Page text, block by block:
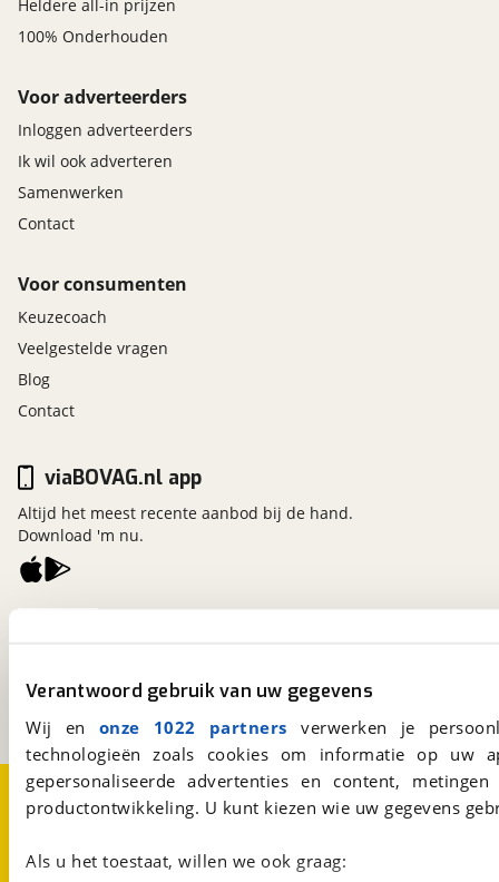
Verantwoord gebruik van uw gegevens
Wij en onze 1022 partners verwerken je
technologieën zoals cookies om informatie op
gepersonaliseerde advertenties en content,
productontwikkeling. U kunt kiezen wie uw gegevens
Als u het toestaat, willen we ook graag:
Heldere all-in prijzen
100% Onderhouden
Voor adverteerders
Inloggen adverteerders
Ik wil ook adverteren
Samenwerken
Contact
Voor consumenten
Keuzecoach
Veelgestelde vragen
Blog
Contact
Een initiatief van
viaBOVAG.nl app
Altijd het meest recente aanbod bij de hand.
Download 'm nu.
Over viaBOVAG.nlDisclaimer- en Privacyverklaring
CookievoorkeurenVacatures